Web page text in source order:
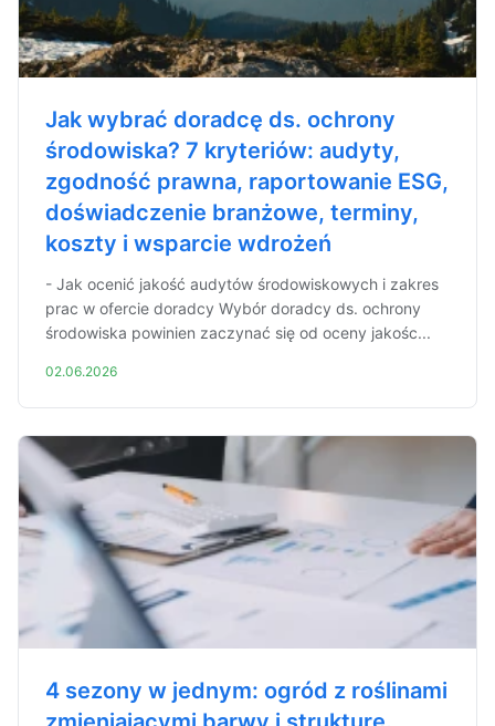
Jak wybrać doradcę ds. ochrony
środowiska? 7 kryteriów: audyty,
zgodność prawna, raportowanie ESG,
doświadczenie branżowe, terminy,
koszty i wsparcie wdrożeń
- Jak ocenić jakość audytów środowiskowych i zakres
prac w ofercie doradcy Wybór doradcy ds. ochrony
środowiska powinien zaczynać się od oceny jakośc...
02.06.2026
4 sezony w jednym: ogród z roślinami